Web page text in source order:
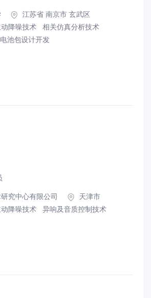
江苏省 南京市 玄武区
降噪技术
相关仿真分析技术
电池包设计开发
究中心有限公司
天津市
降噪技术 异响及音质控制技术